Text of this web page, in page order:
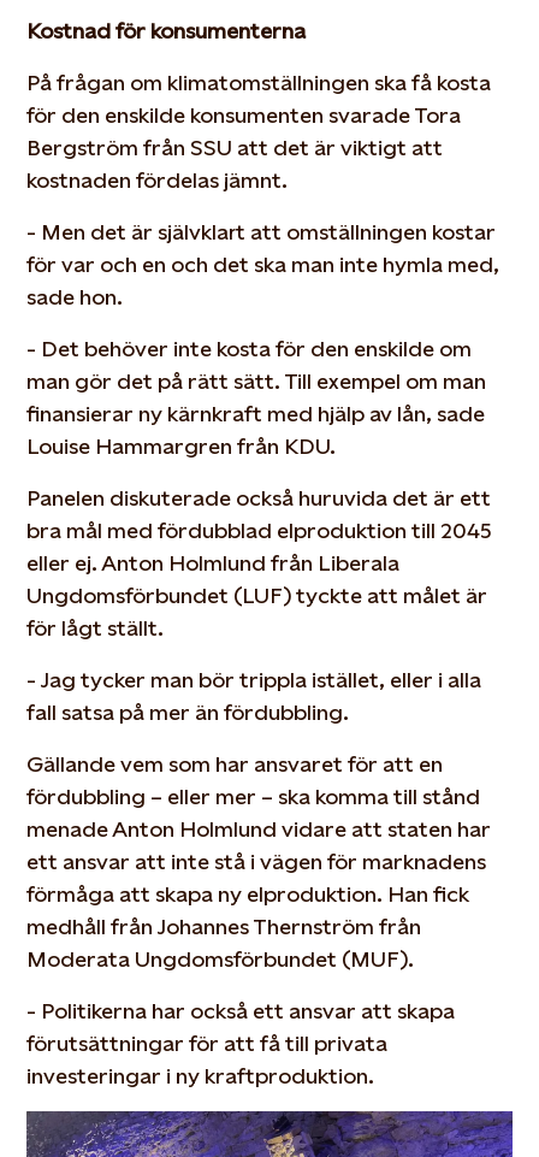
Kostnad för konsumenterna
På frågan om klimatomställningen ska få kosta
för den enskilde konsumenten svarade Tora
Bergström från SSU att det är viktigt att
kostnaden fördelas jämnt.
- Men det är självklart att omställningen kostar
för var och en och det ska man inte hymla med,
sade hon.
- Det behöver inte kosta för den enskilde om
man gör det på rätt sätt. Till exempel om man
finansierar ny kärnkraft med hjälp av lån, sade
Louise Hammargren från KDU.
Panelen diskuterade också huruvida det är ett
bra mål med fördubblad elproduktion till 2045
eller ej. Anton Holmlund från Liberala
Ungdomsförbundet (LUF) tyckte att målet är
för lågt ställt.
- Jag tycker man bör trippla istället, eller i alla
fall satsa på mer än fördubbling.
Gällande vem som har ansvaret för att en
fördubbling – eller mer – ska komma till stånd
menade Anton Holmlund vidare att staten har
ett ansvar att inte stå i vägen för marknadens
förmåga att skapa ny elproduktion. Han fick
medhåll från Johannes Thernström från
Moderata Ungdomsförbundet (MUF).
- Politikerna har också ett ansvar att skapa
förutsättningar för att få till privata
investeringar i ny kraftproduktion.